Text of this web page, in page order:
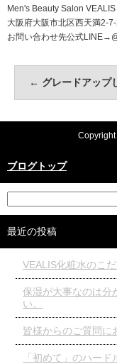
Men's Beauty Salon VEALIS
大阪府大阪市北区西天満2-
お問い合わせ先公式
← グレードアップ
Copyright
ブログトップ
最近の投稿
VEALIS化粧水のこだ
保湿が大事なのは分
い。
皆様からのご質問に
「初めて」のハー